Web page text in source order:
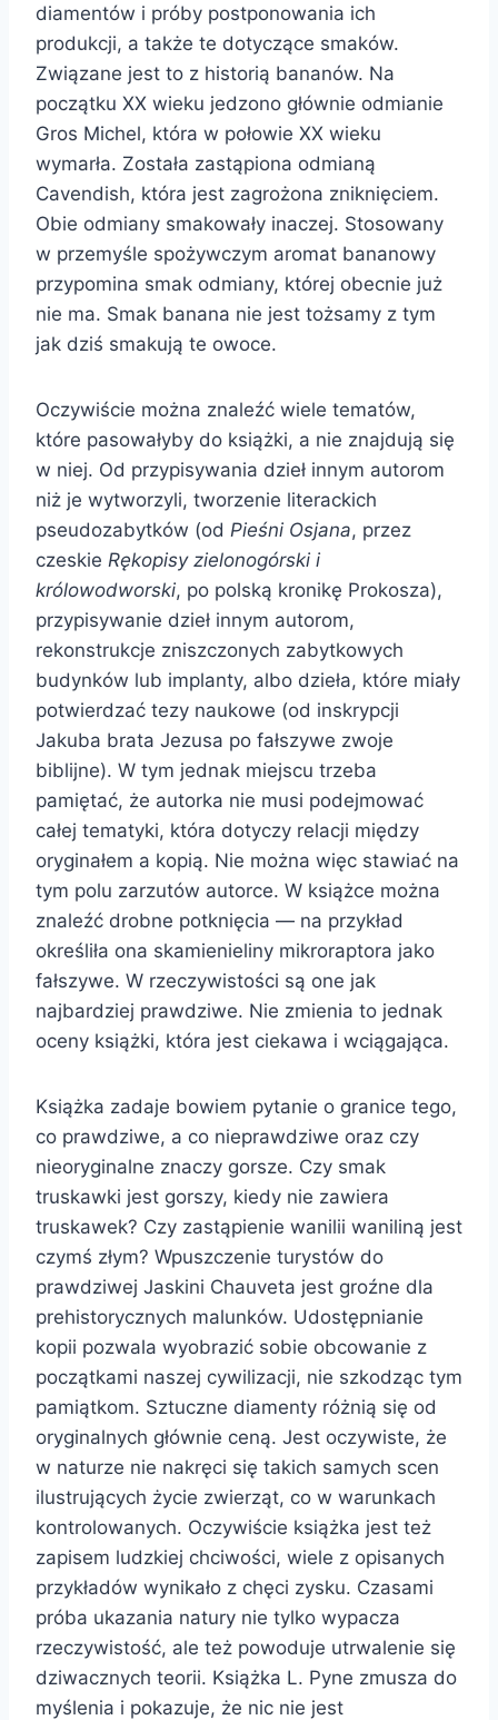
diamentów i próby postponowania ich
produkcji, a także te dotyczące smaków.
Związane jest to z historią bananów. Na
początku XX wieku jedzono głównie odmianie
Gros Michel, która w połowie XX wieku
wymarła. Została zastąpiona odmianą
Cavendish, która jest zagrożona zniknięciem.
Obie odmiany smakowały inaczej. Stosowany
w przemyśle spożywczym aromat bananowy
przypomina smak odmiany, której obecnie już
nie ma. Smak banana nie jest tożsamy z tym
jak dziś smakują te owoce.
Oczywiście można znaleźć wiele tematów,
które pasowałyby do książki, a nie znajdują się
w niej. Od przypisywania dzieł innym autorom
niż je wytworzyli, tworzenie literackich
pseudozabytków (od Pieśni Osjana, przez
czeskie Rękopisy zielonogórski i
królowodworski, po polską kronikę Prokosza),
przypisywanie dzieł innym autorom,
rekonstrukcje zniszczonych zabytkowych
budynków lub implanty, albo dzieła, które miały
potwierdzać tezy naukowe (od inskrypcji
Jakuba brata Jezusa po fałszywe zwoje
biblijne). W tym jednak miejscu trzeba
pamiętać, że autorka nie musi podejmować
całej tematyki, która dotyczy relacji między
oryginałem a kopią. Nie można więc stawiać na
tym polu zarzutów autorce. W książce można
znaleźć drobne potknięcia — na przykład
określiła ona skamienieliny mikroraptora jako
fałszywe. W rzeczywistości są one jak
najbardziej prawdziwe. Nie zmienia to jednak
oceny książki, która jest ciekawa i wciągająca.
Książka zadaje bowiem pytanie o granice tego,
co prawdziwe, a co nieprawdziwe oraz czy
nieoryginalne znaczy gorsze. Czy smak
truskawki jest gorszy, kiedy nie zawiera
truskawek? Czy zastąpienie wanilii waniliną jest
czymś złym? Wpuszczenie turystów do
prawdziwej Jaskini Chauveta jest groźne dla
prehistorycznych malunków. Udostępnianie
kopii pozwala wyobrazić sobie obcowanie z
początkami naszej cywilizacji, nie szkodząc tym
pamiątkom. Sztuczne diamenty różnią się od
oryginalnych głównie ceną. Jest oczywiste, że
w naturze nie nakręci się takich samych scen
ilustrujących życie zwierząt, co w warunkach
kontrolowanych. Oczywiście książka jest też
zapisem ludzkiej chciwości, wiele z opisanych
przykładów wynikało z chęci zysku. Czasami
próba ukazania natury nie tylko wypacza
rzeczywistość, ale też powoduje utrwalenie się
dziwacznych teorii. Książka L. Pyne zmusza do
myślenia i pokazuje, że nic nie jest